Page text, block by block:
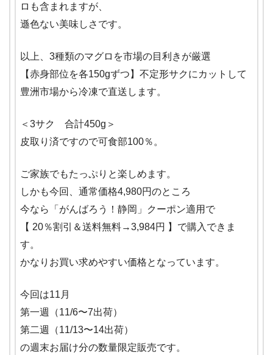
ロも含まれますが、
遜色ない美味しさです。
以上、3種類のマグロを市場の目利きが厳選
【赤身部位を各150gずつ】不定形サクにカットして
豊洲市場から冷凍で直送します。
＜3サク 合計450g＞
皮取り済ですので可食部100％。
ご家族でもたっぷりと楽しめます。
しかも今回、通常価格4,980円のところ
今なら「がんばろう！静岡」クーポン適用で
【 20％割引＆送料無料→3,984円 】で購入できま
す。
かなりお買い求めやすい価格となっています。
今回は11月
第一週（11/6〜7出荷）
第二週（11/13〜14出荷）
の週末お届け分の数量限定販売です。